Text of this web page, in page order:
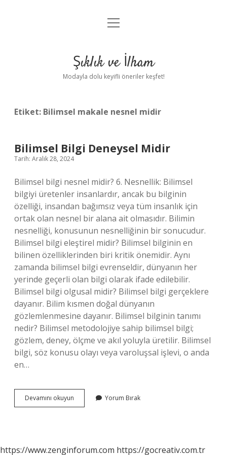
Anasayfa
Yasal Uyarı
menüyü
Şıklık ve İlham
Modayla dolu keyifli öneriler keşfet!
Etiket: Bilimsel makale nesnel midir
Bilimsel Bilgi Deneysel Midir
Tarih: Aralık 28, 2024
Bilimsel bilgi nesnel midir? 6. Nesnellik: Bilimsel
bilgiyi üretenler insanlardır, ancak bu bilginin
özelliği, insandan bağımsız veya tüm insanlık için
ortak olan nesnel bir alana ait olmasıdır. Bilimin
nesnelliği, konusunun nesnelliğinin bir sonucudur.
Bilimsel bilgi eleştirel midir? Bilimsel bilginin en
bilinen özelliklerinden biri kritik önemidir. Aynı
zamanda bilimsel bilgi evrenseldir, dünyanın her
yerinde geçerli olan bilgi olarak ifade edilebilir.
Bilimsel bilgi olgusal midir? Bilimsel bilgi gerçeklere
dayanır. Bilim kısmen doğal dünyanın
gözlemlenmesine dayanır. Bilimsel bilginin tanımı
nedir? Bilimsel metodolojiye sahip bilimsel bilgi;
gözlem, deney, ölçme ve akıl yoluyla üretilir. Bilimsel
bilgi, söz konusu olayı veya varoluşsal işlevi, o anda
en…
Devamını okuyun
Bilgi
Yorum Bırak
https://www.zenginforum.com https://gocreativ.com.tr